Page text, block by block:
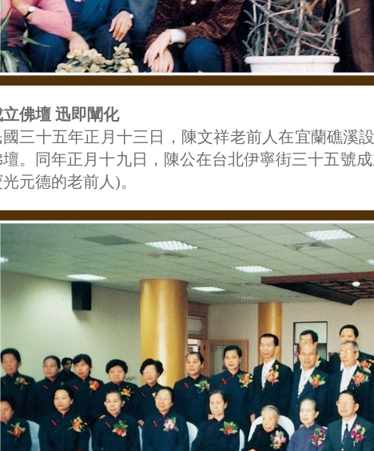
立佛壇 迅即闡化
國三十五年正月十三日，陳文祥老前人在宜蘭礁溪
壇。同年正月十九日，陳公在台北伊寧街三十五號
元德的老前人)。